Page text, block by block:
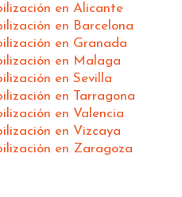
en Alicante
en Barcelona
en Granada
en Malaga
en Sevilla
en Tarragona
en Valencia
en Vizcaya
en Zaragoza